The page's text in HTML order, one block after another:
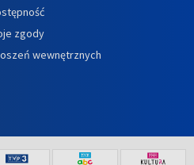
zgody
wewnętrznych